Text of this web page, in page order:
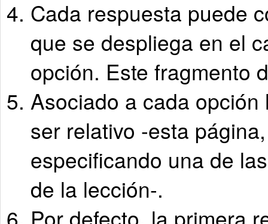
Cada respuesta puede
que se despliega en el
opción. Este fragmento
Asociado a cada
ser relativo -esta
especificando una de
de la lección-.
Por defecto, la primera